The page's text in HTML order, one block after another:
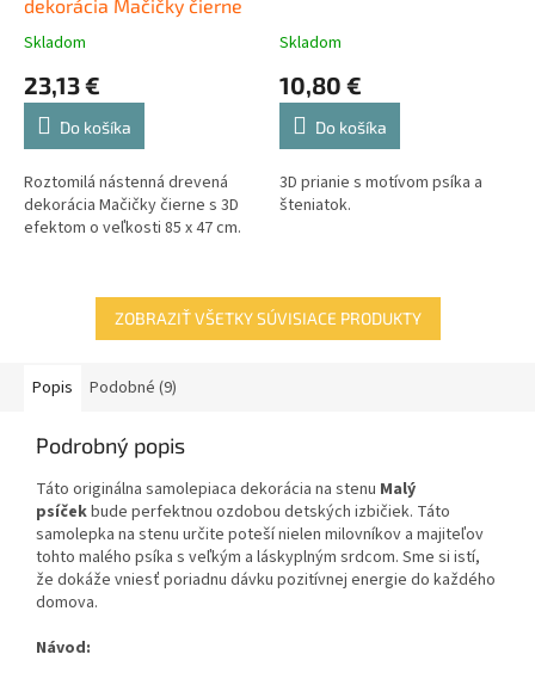
dekorácia Mačičky čierne
Skladom
23,13 €
Do košíka
Roztomilá nástenná drevená
dekorácia Mačičky čierne s 3D
efektom o veľkosti 85 x 47 cm.
Skladom
10,80 €
Do košíka
3D prianie s motívom psíka a
šteniatok.
ZOBRAZIŤ VŠETKY SÚVISIACE PRODUKTY
Popis Podobné (9)
Podrobný popis
Táto originálna samolepiaca dekorácia na stenu Malý
psíčekbude perfektnou ozdobou detských izbičiek. Táto
samolepka na stenu určite poteší nielen milovníkov a majiteľov
tohto malého psíka s veľkým a láskyplným srdcom. Sme si istí,
že dokáže vniesť poriadnu dávku pozitívnej energie do každého
domova.
Návod: